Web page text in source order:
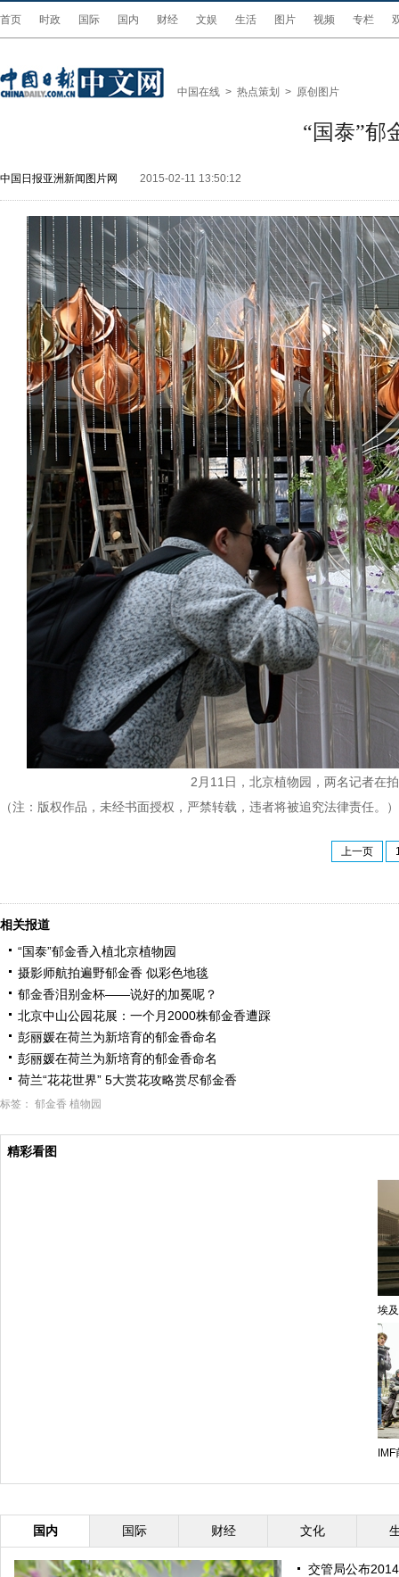
首页 时政 国际 国内 财经 文娱 生活 图片 视频 专栏
中国在线 > 热点策划 > 原创图片
“国泰”郁
中国日报亚洲新闻图片网 2015-02-11 13:50:12
2月11日，北京植物园，两名记者在
（注：版权作品，未经书面授权，严禁转载，违者将被追究法律责任。）
上一页
相关报道
“国泰”郁金香入植北京植物园
摄影师航拍遍野郁金香 似彩色地毯
郁金香泪别金杯——说好的加冕呢？
北京中山公园花展：一个月2000株郁金香遭踩
彭丽媛在荷兰为新培育的郁金香命名
彭丽媛在荷兰为新培育的郁金香命名
荷兰“花花世界” 5大赏花攻略赏尽郁金香
标签： 郁金香 植物园
精彩看图
埃
国内 国际 财经 文化
交管局公布